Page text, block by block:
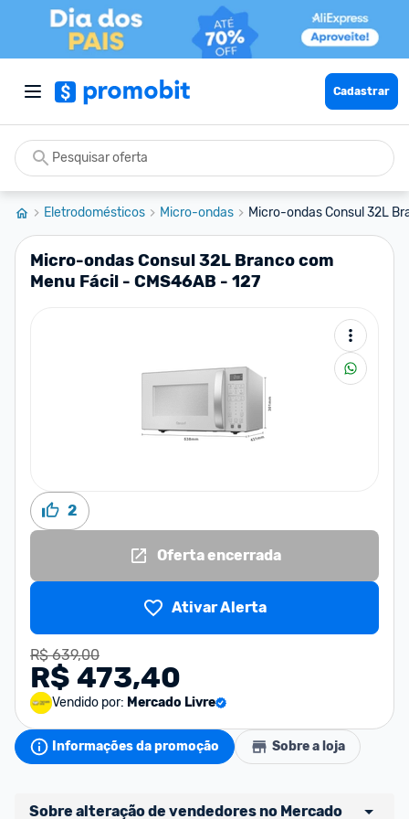
Cadastrar
Eletrodomésticos Micro-ondas Micro-ondas Consul 32L
Micro-ondas Consul 32L Branco com
Menu Fácil - CMS46AB - 127
2
Oferta encerrada
Ativar Alerta
R$ 639,00
R$ 473,40
Vendido por: Mercado Livre
Informações da promoção Sobre a loja
Sobre alteração de vendedores no Mercado